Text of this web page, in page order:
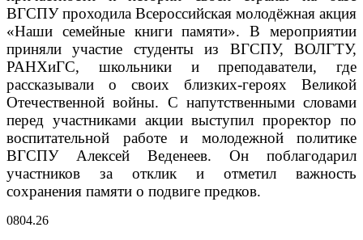
ВГСПУ проходила Всероссийская молодёжная акция
«Наши семейные книги памяти». В мероприятии
приняли участие студенты из ВГСПУ, ВОЛГТУ,
РАНХиГС, школьники и преподаватели, где
рассказывали о своих близких-героях Великой
Отечественной войны. С напутственными словами
перед участниками акции выступил проректор по
воспитательной работе и молодежной политике
ВГСПУ Алексей Веденеев. Он поблагодарил
участников за отклик и отметил важность
сохранения памяти о подвиге предков.
0804.26